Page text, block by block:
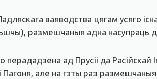
ваяводства цягам усяго
размешчаныя адна насупраць
ад Прусіі да Расійскай
Пагоня, але на гэты раз